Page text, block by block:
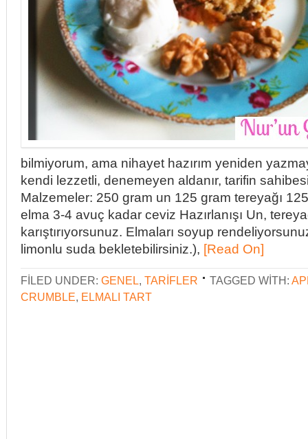
bilmiyorum, ama nihayet hazırım yeniden
kendi lezzetli, denemeyen aldanır, tarifin sahibesi
Malzemeler: 250 gram un 125 gram tereyağı
elma 3-4 avuç kadar ceviz Hazırlanışı Un,
karıştırıyorsunuz. Elmaları soyup
limonlu suda bekletebilirsiniz.), [Read On]
FILED UNDER: GENEL, TARIFLER TAGGED WITH:
CRUMBLE, ELMALI TART